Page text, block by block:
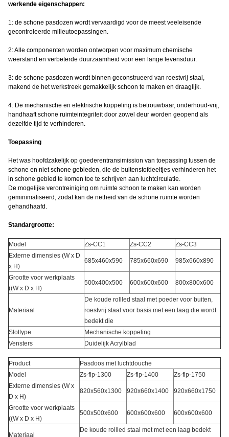
werkende eigenschappen:
1: de schone pasdozen wordt vervaardigd voor de meest veeleisende
gecontroleerde milieutoepassingen.
2: Alle componenten worden ontworpen voor maximum chemische
weerstand en verbeterde duurzaamheid voor een lange levensduur.
3: de schone pasdozen wordt binnen geconstrueerd van roestvrij staal,
makend de het werkstreek gemakkelijk schoon te maken en draaglijk.
4: De mechanische en elektrische koppeling is betrouwbaar, onderhoud-vrij,
handhaaft schone ruimteintegriteit door zowel deur worden geopend als
dezelfde tijd te verhinderen.
Toepassing
Het was hoofdzakelijk op goederentransimission van toepassing tussen de
schone en niet schone gebieden, die de buitenstofdeeltjes verhinderen het
in schone gebied te komen toe te schrijven aan luchtcirculatie.
De mogelijke verontreiniging om ruimte schoon te maken kan worden
geminimaliseerd, zodat kan de netheid van de schone ruimte worden
gehandhaafd.
Standargrootte:
Model Zs-CC1 Zs-CC2
Zs-CC3
Externe dimensies (W x D
x H)
685x460x590 785x660x690 985x660x890
Grootte voor werkplaats
((W x D x H)
500x400x500 600x600x600 800x800x600
Materiaal
De koude rollled staal met poeder voor buiten,
roestvrij staal voor basis met een laag die wordt
bedekt die
Slottype
Mechanische koppeling
Vensters
Duidelijk Acrylblad
Product
Pasdoos met luchtdouche
Model
Zs-flp-1300 Zs-flp-1400
Zs-flp-1750
Externe dimensies (W x
D x H)
820x560x1300 920x660x1400 920x660x1750
Grootte voor werkplaats
((W x D x H)
500x500x600 600x600x600 600x600x600
Materiaal
De koude rollled staal met met een laag bedekt